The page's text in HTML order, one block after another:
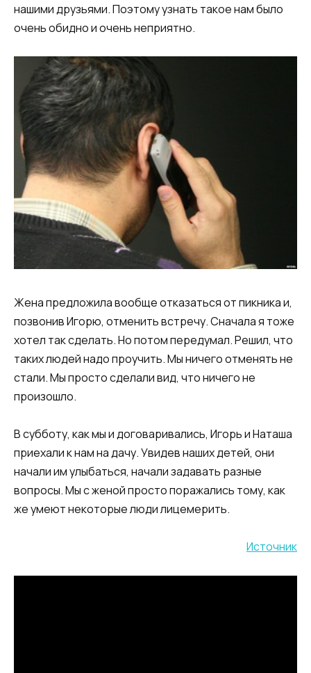
нашими друзьями. Поэтому узнать такое нам было
очень обидно и очень неприятно.
Жена предложила вообще отказаться от пикника и,
позвонив Игорю, отменить встречу. Сначала я тоже
хотел так сделать. Но потом передумал. Решил, что
таких людей надо проучить. Мы ничего отменять не
стали. Мы просто сделали вид, что ничего не
произошло.
В субботу, как мы и договаривались, Игорь и Наташа
приехали к нам на дачу. Увидев наших детей, они
начали им улыбаться, начали задавать разные
вопросы. Мы с женой просто поражались тому, как
же умеют некоторые люди лицемерить.
Источник